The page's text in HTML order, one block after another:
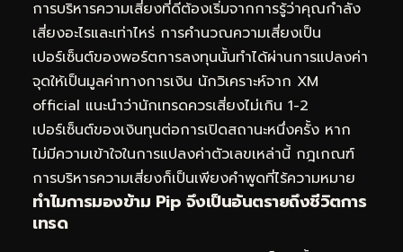
การบริหารความเสี่ยงที่ดีต้องเริ่มจากการรู้ว่าคุณกำลัง
เสี่ยงอะไรและเท่าไหร่ การคำนวณความเสี่ยงเป็น
เปอร์เซ็นต์ของพอร์ตการลงทุนนั้นทำได้ผ่านการแปลงค่า
จุดให้เป็นมูลค่าทางการเงิน นักวิเคราะห์จาก XM
official แนะนำว่านักเทรดควรเสี่ยงไม่เกิน 1-2
เปอร์เซ็นต์ของเงินทุนต่อการเปิดสถานะหนึ่งครั้ง หาก
ไม่มีความเข้าใจในการแปลงค่าตัวเลขเหล่านี้ กฎเกณฑ์
การบริหารความเสี่ยงก็เป็นเพียงคำพูดที่ไร้ความหมาย
ทำไมการมองข้าม Pip จึงเป็นอันตรายถึงชีวิตการ
เทรด